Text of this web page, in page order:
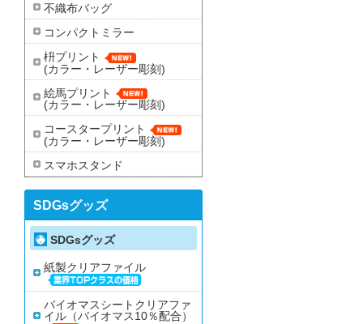
不織布バッグ
コンパクトミラー
枡プリント
(カラー・レーザー彫刻)
絵馬プリント
(カラー・レーザー彫刻)
コースタープリント
(カラー・レーザー彫刻)
スマホスタンド
SDGsグッズ
SDGsグッズ
紙製クリアファイル
バイオマスシートクリアファ
イル（バイオマス10％配合）